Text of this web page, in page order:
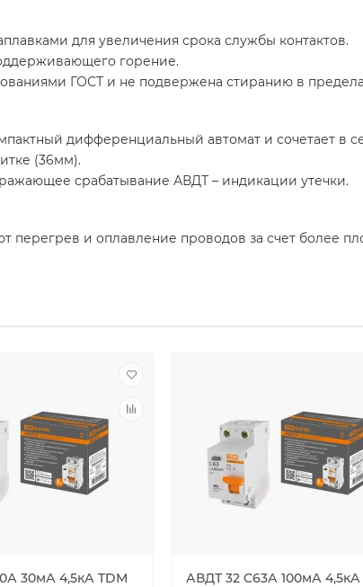
для увеличения срока службы контактов.
горение.
ГОСТ и не подвержена стиранию в
дифференциальный автомат и сочетает в
(36мм).
срабатывание АВДТ – индикации утечки.
перегрев и оплавление проводов за счет более
30мА 4,5кА TDM АВДТ 32 C63А 100мА 4,5кА